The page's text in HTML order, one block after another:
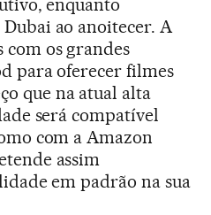
ao anoitecer. A
com os grandes
para oferecer filmes
que na atual alta
será compatível
com a Amazon
assim
em padrão na sua